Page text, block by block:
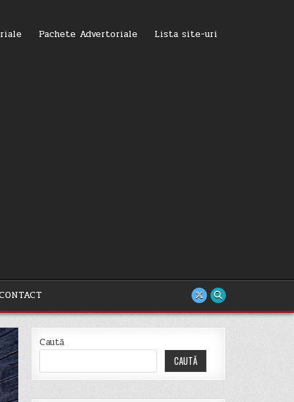
Pachete Advertoriale Lista site-uri
Caută
CAUTĂ